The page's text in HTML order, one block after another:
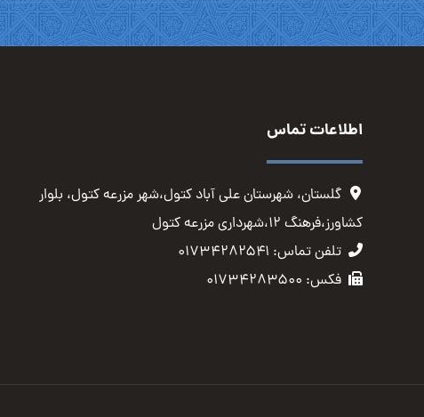
اطلاعات تماس
گلستان، شهرستان علی آباد کتول،شهر مزرعه کتول، بلوار
کشاورز،فرهنگ ۱۲،شهرداری مزرعه کتول
تلفن تماس: ۰۱۷۳۴۲۸۲۵۴۱
فکس: ۰۱۷۳۴۲۸۳۵۰۰